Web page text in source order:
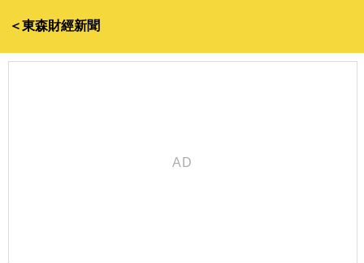
＜東森財經新聞